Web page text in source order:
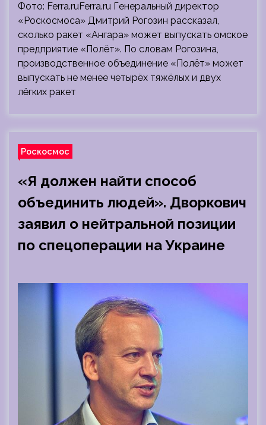
Фото: Ferra.ruFerra.ru Генеральный директор
«Роскосмоса» Дмитрий Рогозин рассказал,
сколько ракет «Ангара» может выпускать омское
предприятие «Полёт». По словам Рогозина,
производственное объединение «Полёт» может
выпускать не менее четырёх тяжёлых и двух
лёгких ракет
Роскосмос
«Я должен найти способ
объединить людей». Дворкович
заявил о нейтральной позиции
по спецоперации на Украине